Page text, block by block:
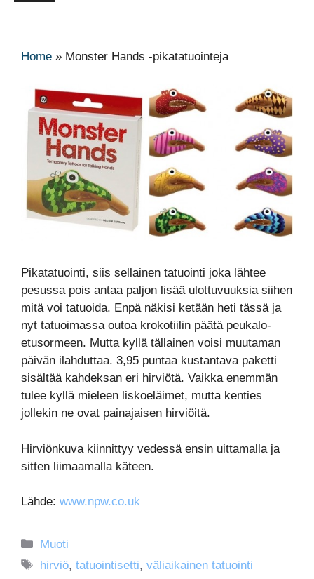
Home » Monster Hands -pikatatuointeja
Pikatatuointi, siis sellainen tatuointi joka lähtee
pesussa pois antaa paljon lisää ulottuvuuksia siihen
mitä voi tatuoida. Enpä näkisi ketään heti tässä ja
nyt tatuoimassa outoa krokotiilin päätä peukalo-
etusormeen. Mutta kyllä tällainen voisi muutaman
päivän ilahduttaa. 3,95 puntaa kustantava paketti
sisältää kahdeksan eri hirviötä. Vaikka enemmän
tulee kyllä mieleen liskoeläimet, mutta kenties
jollekin ne ovat painajaisen hirviöitä.
Hirviönkuva kiinnittyy vedessä ensin uittamalla ja
sitten liimaamalla käteen.
Lähde: www.npw.co.uk
Kategoriat
Muoti
Avainsanat
hirviö,tatuointisetti,väliaikainen tatuointi